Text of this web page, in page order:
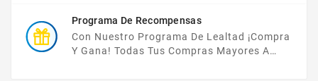
Programa De Recompensas
Con Nuestro Programa De Lealtad ¡compra
Y Gana! Todas Tus Compras Mayores A